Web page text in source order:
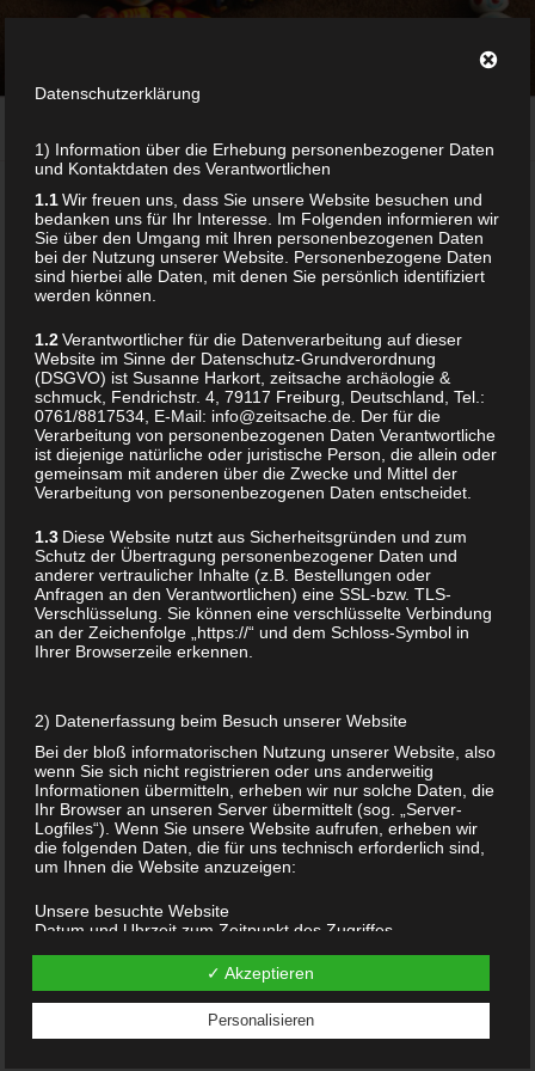
Zum
Home/ Products tagged “äthiopisches kreuz”
ÄTHIOPISCHES KREUZ
Showing the single result
KOPTISCHES KREUZ
AFRIKANISCHES
CHRISTLICHER
SCHMUCK ÄGYPTEN
URCHRISTLICHES
KREUZ KETTE
RELIGIÖSER
ETHNOSCHMUCK
42,90 €
Datenschutzerklärung
1) Information über die Erhebung personenbezogener Daten
und Kontaktdaten des Verantwortlichen
1.1Wir freuen uns, dass Sie unsere Website besuchen und
bedanken uns für Ihr Interesse. Im Folgenden informieren wir
Sie über den Umgang mit Ihren personenbezogenen Daten
bei der Nutzung unserer Website. Personenbezogene Daten
sind hierbei alle Daten, mit denen Sie persönlich identifiziert
werden können.
1.2Verantwortlicher für die Datenverarbeitung auf dieser
Website im Sinne der Datenschutz-Grundverordnung
(DSGVO) ist Susanne Harkort, zeitsache archäologie &
schmuck, Fendrichstr. 4, 79117 Freiburg, Deutschland, Tel.:
0761/8817534, E-Mail: info@zeitsache.de. Der für die
Verarbeitung von personenbezogenen Daten Verantwortliche
ist diejenige natürliche oder juristische Person, die allein oder
gemeinsam mit anderen über die Zwecke und Mittel der
Verarbeitung von personenbezogenen Daten entscheidet.
1.3 Diese Website nutzt aus Sicherheitsgründen und zum
Schutz der Übertragung personenbezogener Daten und
anderer vertraulicher Inhalte (z.B. Bestellungen oder
Anfragen an den Verantwortlichen) eine SSL-bzw. TLS-
Verschlüsselung. Sie können eine verschlüsselte Verbindung
an der Zeichenfolge „https://“ und dem Schloss-Symbol in
Ihrer Browserzeile erkennen.
2) Datenerfassung beim Besuch unserer Website
Bei der bloß informatorischen Nutzung unserer Website, also
wenn Sie sich nicht registrieren oder uns anderweitig
Informationen übermitteln, erheben wir nur solche Daten, die
Ihr Browser an unseren Server übermittelt (sog. „Server-
Logfiles“). Wenn Sie unsere Website aufrufen, erheben wir
die folgenden Daten, die für uns technisch erforderlich sind,
um Ihnen die Website anzuzeigen:
Unsere besuchte Website
Datum und Uhrzeit zum Zeitpunkt des Zugriffes
Quelle/Verweis, von welchem Sie auf die Seite gelangten
Verwendeter Browser
Verwendetes Betriebssystem
Verwendete IP-Adresse (ggf.: in anonymisierter Form)
✓ Akzeptieren
Personalisieren